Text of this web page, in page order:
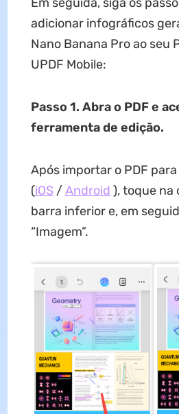
adicionar infográficos
Nano Banana Pro ao seu
UPDF Mobile:
Passo 1. Abra o PDF e
ferramenta de edição.
Após importar o PDF para
(iOS/ Android ), toque na
barra inferior e, em
“Imagem”.